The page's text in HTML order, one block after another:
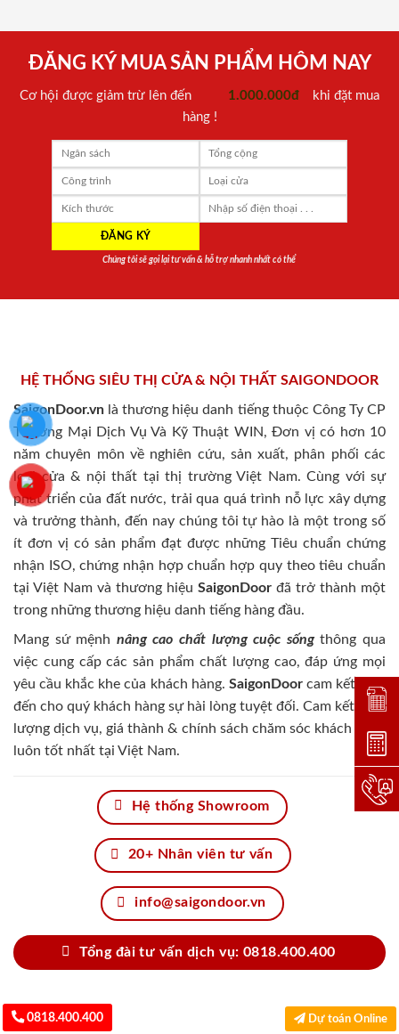
ĐĂNG KÝ MUA SẢN PHẨM HÔM NAY
Cơ hội được giảm trừ lên đến 1.000.000đ
khi đặt mua
hàng !
Chúng tôi sẽ gọi lại tư vấn & hỗ trợ nhanh nhất có thể
HỆ THỐNG SIÊU THỊ CỬA & NỘI THẤT SAIGONDOOR
SaigonDoor.vn là thương hiệu danh tiếng thuộc Công Ty CP
Thương Mại Dịch Vụ Và Kỹ Thuật WIN, Đơn vị có hơn 10
năm chuyên môn về nghiên cứu, sản xuất, phân phối các
loại cửa & nội thất tại thị trường Việt Nam. Cùng với sự
phát triển của đất nước, trải qua quá trình nỗ lực xây dựng
và trưởng thành, đến nay chúng tôi tự hào là một trong số
ít đơn vị có sản phẩm đạt được những Tiêu chuẩn chứng
nhận ISO, chứng nhận hợp chuẩn hợp quy theo tiêu chuẩn
tại Việt Nam và thương hiệu SaigonDoor đã trở thành một
trong những thương hiệu danh tiếng hàng đầu.
Mang sứ mệnh nâng cao chất lượng cuộc sốngthông qua
việc cung cấp các sản phẩm chất lượng cao, đáp ứng mọi
yêu cầu khắc khe của khách hàng. SaigonDoorcam kết đem
đến cho quý khách hàng sự hài lòng tuyệt đối. Cam kết chất
lượng dịch vụ, giá thành & chính sách chăm sóc khách hàng
luôn tốt nhất tại Việt Nam.
Hệ thống Showroom
20+ Nhân viên tư vấn
info@saigondoor.vn
Tổng đài tư vấn dịch vụ: 0818.400.400
0818.400.400 Dự toán Online
Đặt
Dự